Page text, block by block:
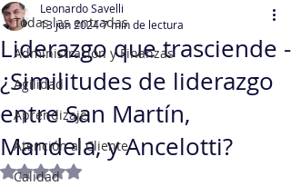
Todas las entradas
Administración y Finanzas
Agilidad
Aprendizaje
Atención al Cliente
Calidad
Liderazgo que trasciende -
¿Similitudes de liderazgo
entre San Martín,
Mandela, y Ancelotti?
Leonardo Savelli
13 jun 20247 min de lectura
Obtuvo NaN de 5 estrellas.